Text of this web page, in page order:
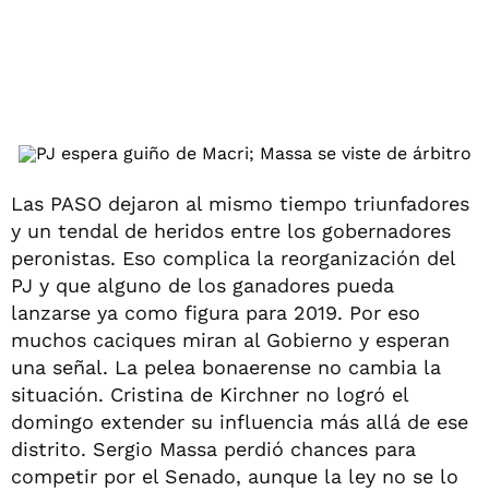
Las PASO dejaron al mismo tiempo triunfadores
y un tendal de heridos entre los gobernadores
peronistas. Eso complica la reorganización del
PJ y que alguno de los ganadores pueda
lanzarse ya como figura para 2019. Por eso
muchos caciques miran al Gobierno y esperan
una señal. La pelea bonaerense no cambia la
situación. Cristina de Kirchner no logró el
domingo extender su influencia más allá de ese
distrito. Sergio Massa perdió chances para
competir por el Senado, aunque la ley no se lo